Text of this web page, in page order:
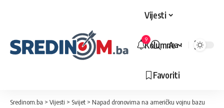
Vijesti
Kolumne
Favoriti
9
Veličina
Aa
Sredinom.ba > Vijesti > Svijet > Napad dronovima na američku vojnu bazu